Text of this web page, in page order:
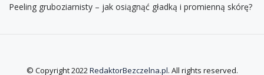
Peeling gruboziarnisty – jak osiągnąć gładką i promienną skórę?
© Copyright 2022RedaktorBezczelna.pl. All rights reserved.